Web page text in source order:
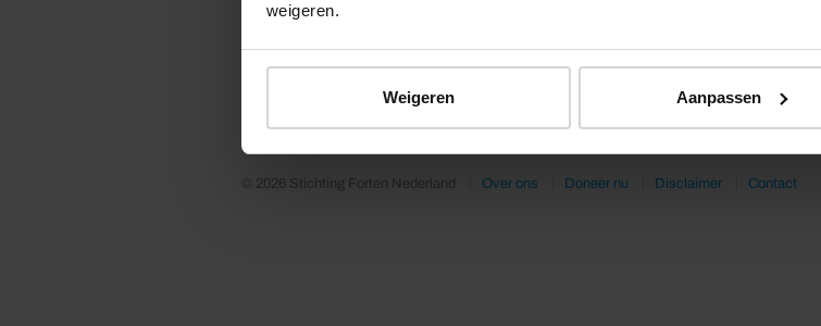
weigeren.
Weigeren Aanpassen
© 2026 Stichting Forten Nederland Over ons Doneer nu Disclaimer Contact